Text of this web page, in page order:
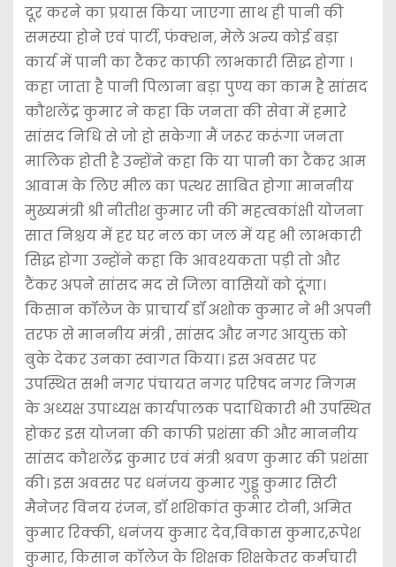
दूर करने का प्रयास किया जाएगा साथ ही पानी की
समस्या होने एवं पार्टी, फंक्शन, मेले अन्य कोई बड़ा
कार्य में पानी का टैंकर काफी लाभकारी सिद्ध होगा ।
कहा जाता है पानी पिलाना बड़ा पुण्य का काम है सांसद
कौशलेंद्र कुमार ने कहा कि जनता की सेवा में हमारे
सांसद निधि से जो हो सकेगा मैं जरूर करूंगा जनता
मालिक होती है उन्होंने कहा कि या पानी का टैंकर आम
आवाम के लिए मील का पत्थर साबित होगा माननीय
मुख्यमंत्री श्री नीतीश कुमार जी की महत्वकांक्षी योजना
सात निश्चय में हर घर नल का जल में यह भी लाभकारी
सिद्ध होगा उन्होंने कहा कि आवश्यकता पड़ी तो और
टैंकर अपने सांसद मद से जिला वासियों को दूंगा।
किसान कॉलेज के प्राचार्य डॉ अशोक कुमार ने भी अपनी
तरफ से माननीय मंत्री , सांसद और नगर आयुक्त को
बुके देकर उनका स्वागत किया। इस अवसर पर
उपस्थित सभी नगर पंचायत नगर परिषद नगर निगम
के अध्यक्ष उपाध्यक्ष कार्यपालक पदाधिकारी भी उपस्थित
होकर इस योजना की काफी प्रशंसा की और माननीय
सांसद कौशलेंद्र कुमार एवं मंत्री श्रवण कुमार की प्रशंसा
की। इस अवसर पर धनंजय कुमार गुड्डू कुमार सिटी
मैनेजर विनय रंजन, डॉ शशिकांत कुमार टोनी, अमित
कुमार रिक्की, धनंजय कुमार देव,विकास कुमार,रूपेश
कुमार, किसान कॉलेज के शिक्षक शिक्षकेतर कर्मचारी